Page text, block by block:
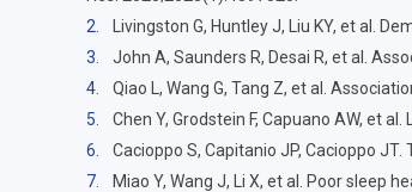
2.
Livingston G, Huntley J, Liu KY, et al.
3.
John A, Saunders R, Desai R, et al.
4.
Qiao L, Wang G, Tang Z, et al.
5.
Chen Y, Grodstein F, Capuano AW, et
6.
Cacioppo S, Capitanio JP, Cacioppo
7.
Miao Y, Wang J, Li X, et al. Poor sleep